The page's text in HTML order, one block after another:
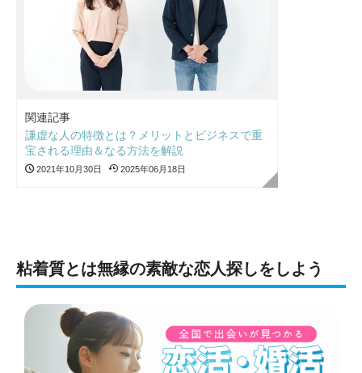
関連記事
謙虚な人の特徴とは？メリットとビジネスで重
宝される理由＆なる方法を解説
2021年10月30日 2025年06月18日
粘着質とは無縁の素敵な恋人探しをしよう